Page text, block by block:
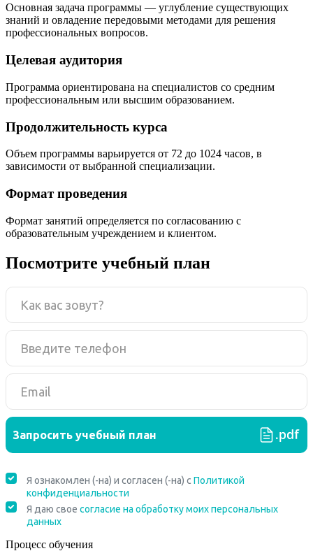
Основная задача программы — углубление существующих
знаний и овладение передовыми методами для решения
профессиональных вопросов.
Целевая аудитория
Программа ориентирована на специалистов со средним
профессиональным или высшим образованием.
Продолжительность курса
Объем программы варьируется от 72 до 1024 часов, в
зависимости от выбранной специализации.
Формат проведения
Формат занятий определяется по согласованию с
образовательным учреждением и клиентом.
Посмотрите учебный план
Процесс обучения